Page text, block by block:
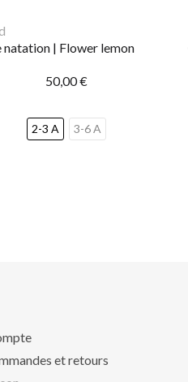
natation | Flower lemon
50,00 €
2-3 A 3-6 A
et retours